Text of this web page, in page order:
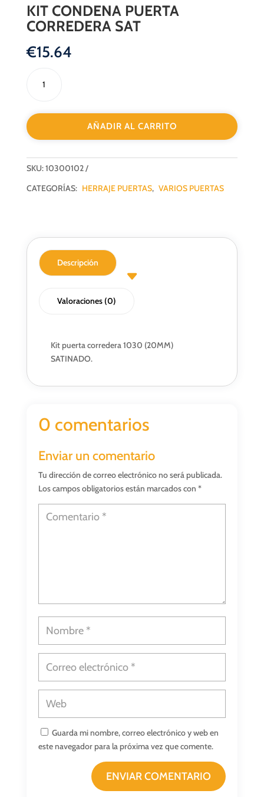
KIT CONDENA PUERTA
CORREDERA SAT
€15.64
CONDENA
CORREDERA
SAT
cantidad
AÑADIR AL CARRITO
SKU:10300102
CATEGORÍAS: HERRAJE PUERTAS, VARIOS PUERTAS
Descripción
Valoraciones (0)
Kit puerta corredera 1030 (20MM)
SATINADO.
0 comentarios
Enviar un comentario
Tu dirección de correo electrónico no será publicada.
Los campos obligatorios están marcados con *
Guarda mi nombre, correo electrónico y web en
este navegador para la próxima vez que comente.
ENVIAR COMENTARIO